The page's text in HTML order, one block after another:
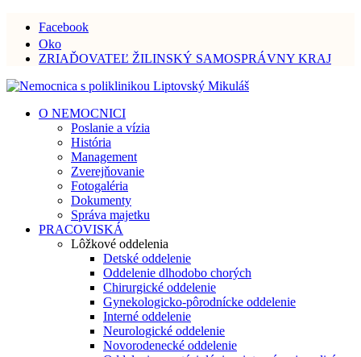
Facebook
Oko
ZRIAĎOVATEĽ ŽILINSKÝ SAMOSPRÁVNY KRAJ
O NEMOCNICI
Poslanie a vízia
História
Management
Zverejňovanie
Fotogaléria
Dokumenty
Správa majetku
PRACOVISKÁ
Lôžkové oddelenia
Detské oddelenie
Oddelenie dlhodobo chorých
Chirurgické oddelenie
Gynekologicko-pôrodnícke oddelenie
Interné oddelenie
Neurologické oddelenie
Novorodenecké oddelenie